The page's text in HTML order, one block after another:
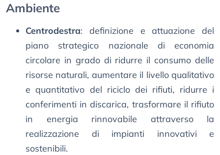
Ambiente
Centrodestra: definizione e attuazione del
piano strategico nazionale di economia
circolare in grado di ridurre il consumo delle
risorse naturali, aumentare il livello qualitativo
e quantitativo del riciclo dei rifiuti, ridurre i
conferimenti in discarica, trasformare il rifiuto
in energia rinnovabile attraverso la
realizzazione di impianti innovativi e
sostenibili.